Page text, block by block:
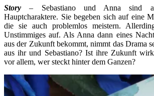
Story – Sebastiano und Anna sind
Hauptcharaktere. Sie begeben sich auf eine
die sie auch problemlos meistern.
Unstimmiges auf. Als Anna dann eines
aus der Zukunft bekommt, nimmt das Drama
aus ihr und Sebastiano? Ist ihre Zukunft
vor allem, wer steckt hinter dem Ganzen?